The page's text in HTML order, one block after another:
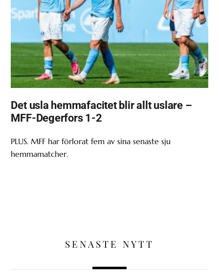
Det usla hemmafacitet blir allt uslare –
MFF-Degerfors 1-2
PLUS. MFF har förlorat fem av sina senaste sju
hemmamatcher.
SENASTE NYTT